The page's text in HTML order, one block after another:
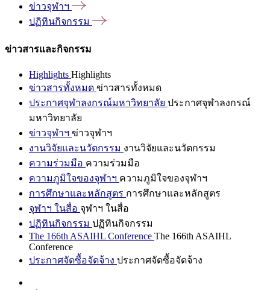
ข่าวจุฬาฯ
ปฏิทินกิจกรรม
ข่าวสารและกิจกรรม
Highlights Highlights
ข่าวสารทั้งหมด ข่าวสารทั้งหมด
ประกาศจุฬาลงกรณ์มหาวิทยาลัย ประกาศจุฬาลงกรณ์
มหาวิทยาลัย
ข่าวจุฬาฯ ข่าวจุฬาฯ
งานวิจัยและนวัตกรรม งานวิจัยและนวัตกรรม
ความร่วมมือ ความร่วมมือ
ความภูมิใจของจุฬาฯ ความภูมิใจของจุฬาฯ
การศึกษาและหลักสูตร การศึกษาและหลักสูตร
จุฬาฯ ในสื่อ จุฬาฯ ในสื่อ
ปฏิทินกิจกรรม ปฏิทินกิจกรรม
The 166th ASAIHL Conference The 166th ASAIHL
Conference
ประกาศจัดซื้อจัดจ้าง ประกาศจัดซื้อจัดจ้าง